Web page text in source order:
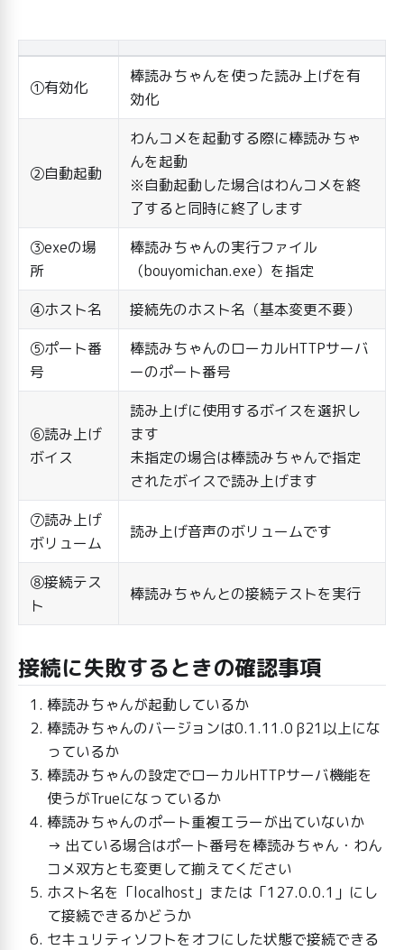
①有効化
棒読みちゃんを使った読み上げを有
効化
②自動起動
わんコメを起動する際に棒読みちゃ
んを起動
※自動起動した場合はわんコメを終
了すると同時に終了します
③exeの場
所
棒読みちゃんの実行ファイル
（bouyomichan.exe）を指定
④ホスト名
接続先のホスト名（基本変更不要）
⑤ポート番
号
棒読みちゃんのローカルHTTPサーバ
ーのポート番号
⑥読み上げ
ボイス
読み上げに使用するボイスを選択し
ます
未指定の場合は棒読みちゃんで指定
されたボイスで読み上げます
⑦読み上げ
ボリューム
読み上げ音声のボリュームです
⑧接続テス
ト
棒読みちゃんとの接続テストを実行
接続に失敗するときの確認事項
棒読みちゃんが起動しているか
棒読みちゃんのバージョンは0.1.11.0 β21以上にな
っているか
棒読みちゃんの設定でローカルHTTPサーバ機能を
使うがTrueになっているか
棒読みちゃんのポート重複エラーが出ていないか
→ 出ている場合はポート番号を棒読みちゃん・わん
コメ双方とも変更して揃えてください
ホスト名を「localhost」または「127.0.0.1」にし
て接続できるかどうか
セキュリティソフトをオフにした状態で接続できる